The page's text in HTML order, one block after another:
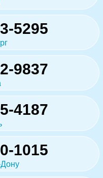
5295
9837
4187
1015